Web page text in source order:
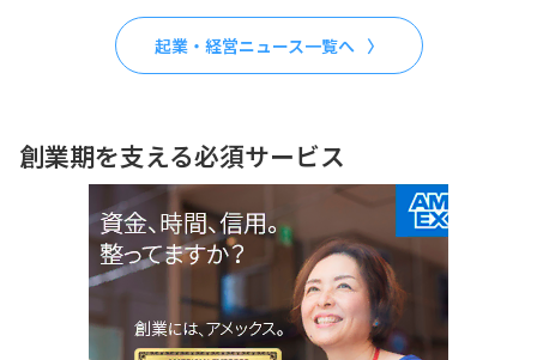
起業・経営ニュース一覧へ
創業期を支える必須サービス